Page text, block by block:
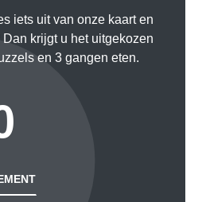
iets uit van onze kaart en
krijgt u het uitgekozen
en 3 gangen eten.